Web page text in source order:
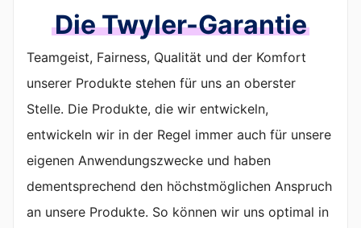
Die Twyler-Garantie
Teamgeist, Fairness, Qualität und der Komfort
unserer Produkte stehen für uns an oberster
Stelle. Die Produkte, die wir entwickeln,
entwickeln wir in der Regel immer auch für unsere
eigenen Anwendungszwecke und haben
dementsprechend den höchstmöglichen Anspruch
an unsere Produkte. So können wir uns optimal in